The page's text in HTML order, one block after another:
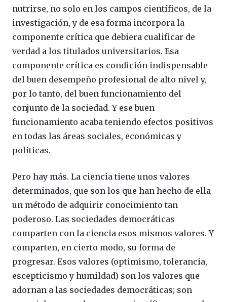
nutrirse, no solo en los campos científicos, de la
investigación, y de esa forma incorpora la
componente crítica que debiera cualificar de
verdad a los titulados universitarios. Esa
componente crítica es condición indispensable
del buen desempeño profesional de alto nivel y,
por lo tanto, del buen funcionamiento del
conjunto de la sociedad. Y ese buen
funcionamiento acaba teniendo efectos positivos
en todas las áreas sociales, económicas y
políticas.
Pero hay más. La ciencia tiene unos valores
determinados, que son los que han hecho de ella
un método de adquirir conocimiento tan
poderoso. Las sociedades democráticas
comparten con la ciencia esos mismos valores. Y
comparten, en cierto modo, su forma de
progresar. Esos valores (optimismo, tolerancia,
escepticismo y humildad) son los valores que
adornan a las sociedades democráticas; son